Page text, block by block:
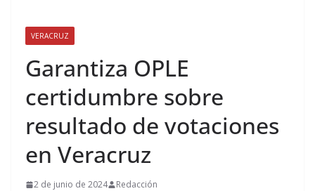
VERACRUZ
Garantiza OPLE
certidumbre sobre
resultado de votaciones
en Veracruz
2 de junio de 2024 Redacción